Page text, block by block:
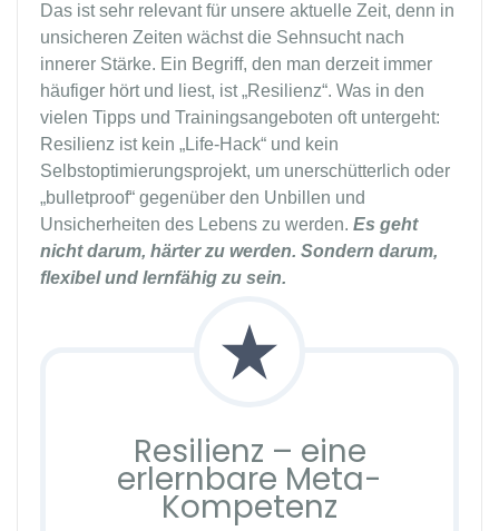
Das ist sehr relevant für unsere aktuelle Zeit, denn in
unsicheren Zeiten wächst die Sehnsucht nach
innerer Stärke. Ein Begriff, den man derzeit immer
häufiger hört und liest, ist „Resilienz“. Was in den
vielen Tipps und Trainingsangeboten oft untergeht:
Resilienz ist kein „Life-Hack“ und kein
Selbstoptimierungsprojekt, um unerschütterlich oder
„bulletproof“ gegenüber den Unbillen und
Unsicherheiten des Lebens zu werden. Es geht
nicht darum, härter zu werden. Sondern darum,
flexibel und lernfähig zu sein.
Resilienz – eine
erlernbare Meta-
Kompetenz